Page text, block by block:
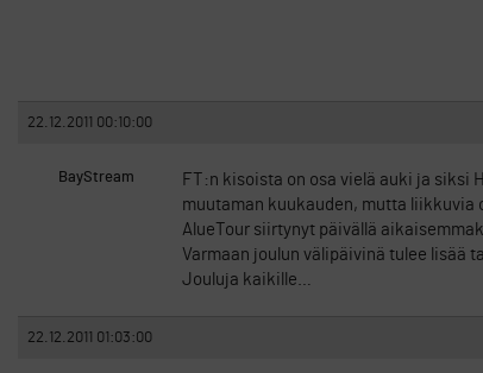
22.12.2011 00:10:00
BayStream
FT:n kisoista on osa vielä auki ja siksi
muutaman kuukauden, mutta liikkuvia
AlueTour siirtynyt päivällä
Varmaan joulun välipäivinä tulee lisää
Jouluja kaikille…
22.12.2011 01:03:00